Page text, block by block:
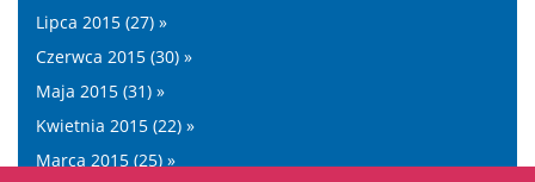
Lipca 2015 (27) »
Czerwca 2015 (30) »
Maja 2015 (31) »
Kwietnia 2015 (22) »
Marca 2015 (25) »